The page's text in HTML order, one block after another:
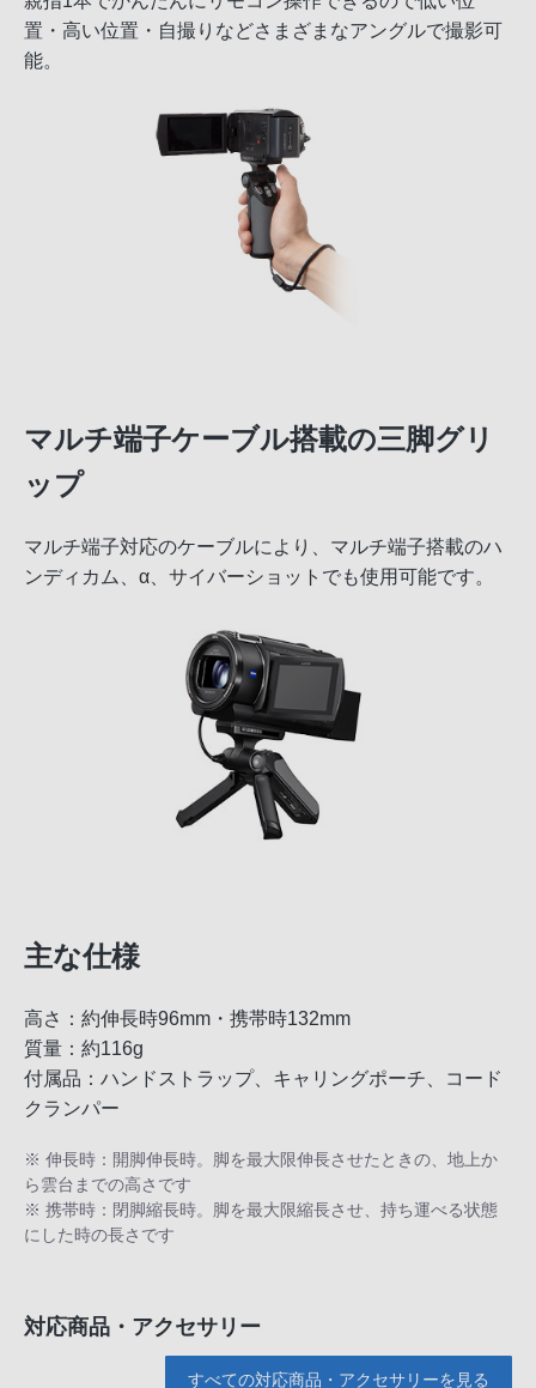
置・高い位置・自撮りなどさまざまなアングルで撮影可
能。
マルチ端子ケーブル搭載の三脚グリ
ップ
マルチ端子対応のケーブルにより、マルチ端子搭載のハ
ンディカム、α、サイバーショットでも使用可能です。
主な仕様
高さ：約伸長時96mm・携帯時132mm
質量：約116g
付属品：ハンドストラップ、キャリングポーチ、コード
クランパー
※ 伸長時：開脚伸長時。脚を最大限伸長させたときの、地上か
ら雲台までの高さです
※ 携帯時：閉脚縮長時。脚を最大限縮長させ、持ち運べる状態
にした時の長さです
対応商品・アクセサリー
すべての対応商品・アクセサリーを見る